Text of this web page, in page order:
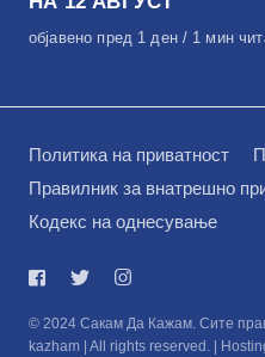
Објавено
објавено пред 1 ден 1 мин
Политика на приватност
Правилник за внатрешно
Кодекс на однесување
© 2024 Сакам Да Кажам. Сите
kazham | All rights reserved. |